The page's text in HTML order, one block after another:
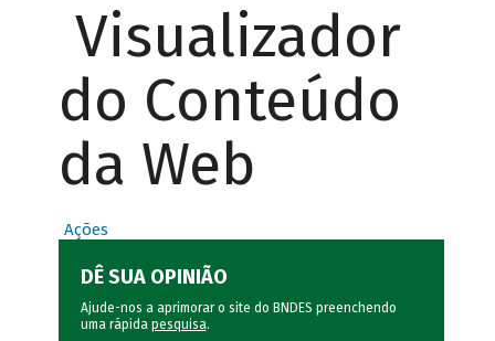
Visualizador
do Conteúdo
da Web
Ações
DÊ SUA OPINIÃO
Ajude-nos a aprimorar o site do BNDES preenchendo
uma rápida pesquisa.